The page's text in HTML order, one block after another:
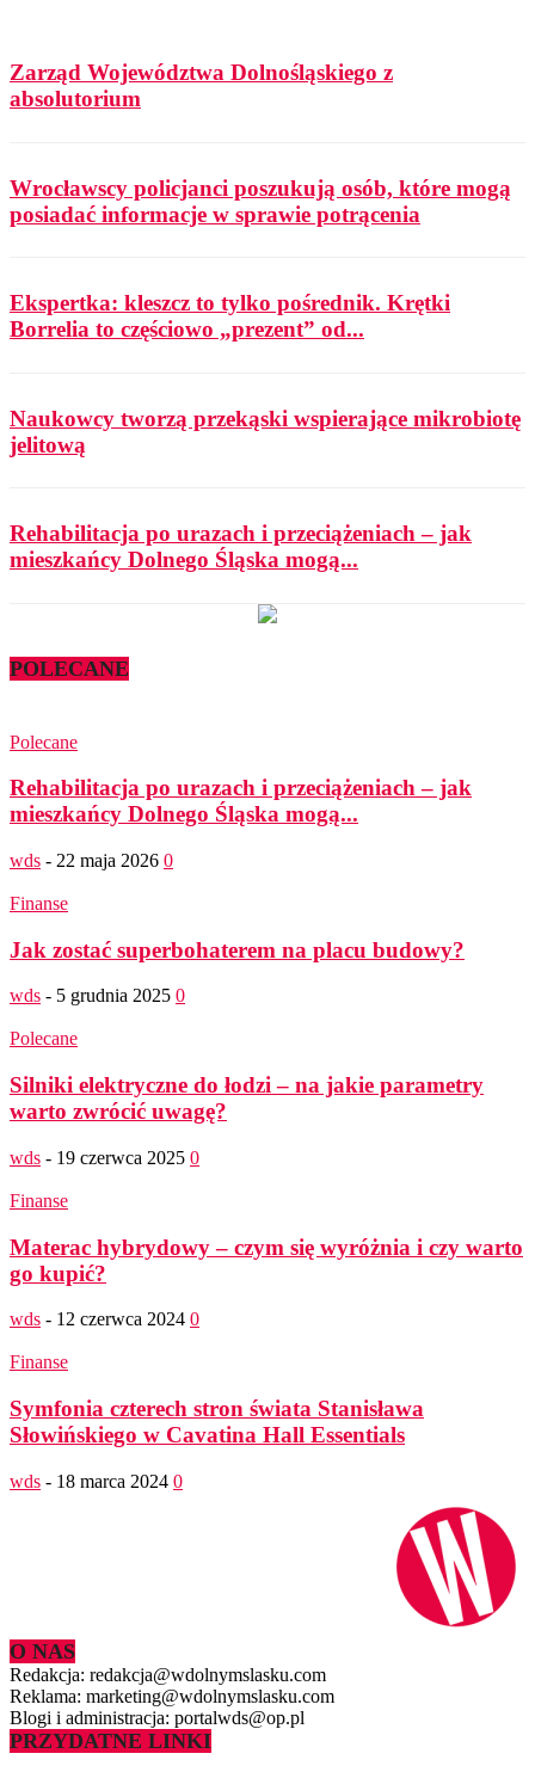
Zarząd Województwa Dolnośląskiego z
absolutorium
Wrocławscy policjanci poszukują osób, które mogą
posiadać informacje w sprawie potrącenia
Ekspertka: kleszcz to tylko pośrednik. Krętki
Borrelia to częściowo „prezent” od...
Naukowcy tworzą przekąski wspierające mikrobiotę
jelitową
Rehabilitacja po urazach i przeciążeniach – jak
mieszkańcy Dolnego Śląska mogą...
POLECANE
Polecane
Rehabilitacja po urazach i przeciążeniach – jak
mieszkańcy Dolnego Śląska mogą...
wds - 22 maja 2026 0
Finanse
Jak zostać superbohaterem na placu budowy?
wds - 5 grudnia 2025 0
Polecane
Silniki elektryczne do łodzi – na jakie parametry
warto zwrócić uwagę?
wds - 19 czerwca 2025 0
Finanse
Materac hybrydowy – czym się wyróżnia i czy warto
go kupić?
wds - 12 czerwca 2024 0
Finanse
Symfonia czterech stron świata Stanisława
Słowińskiego w Cavatina Hall Essentials
wds - 18 marca 2024 0
O NAS
Redakcja: redakcja@wdolnymslasku.com
Reklama: marketing@wdolnymslasku.com
Blogi i administracja: portalwds@op.pl
PRZYDATNE LINKI